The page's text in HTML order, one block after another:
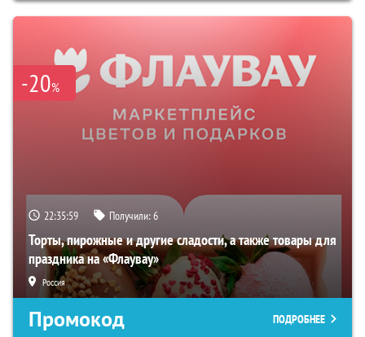
-20%
22:35:58 Получили:6
Торты, пирожные и другие сладости, а также товары для
праздника на «Флаувау»
Россия
Промокод ПОДРОБНЕЕ